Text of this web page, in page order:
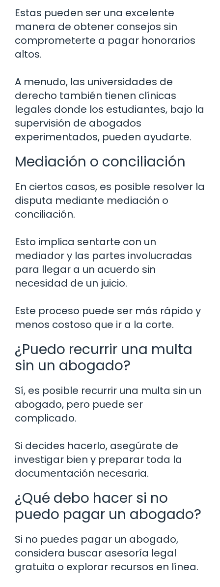
Estas pueden ser una excelente
manera de obtener consejos sin
comprometerte a pagar honorarios
altos.
A menudo, las universidades de
derecho también tienen clínicas
legales donde los estudiantes, bajo la
supervisión de abogados
experimentados, pueden ayudarte.
Mediación o conciliación
En ciertos casos, es posible resolver la
disputa mediante mediación o
conciliación.
Esto implica sentarte con un
mediador y las partes involucradas
para llegar a un acuerdo sin
necesidad de un juicio.
Este proceso puede ser más rápido y
menos costoso que ir a la corte.
¿Puedo recurrir una multa
sin un abogado?
Sí, es posible recurrir una multa sin un
abogado, pero puede ser
complicado.
Si decides hacerlo, asegúrate de
investigar bien y preparar toda la
documentación necesaria.
¿Qué debo hacer si no
puedo pagar un abogado?
Si no puedes pagar un abogado,
considera buscar asesoría legal
gratuita o explorar recursos en línea.